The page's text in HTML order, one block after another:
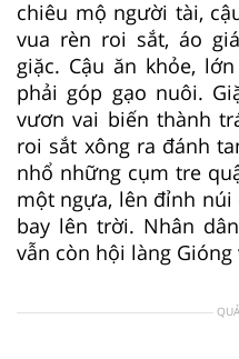
chiêu mộ người tài,
vua rèn roi sắt, áo
giặc. Cậu ăn khỏe,
phải góp gạo nuôi.
vươn vai biến thành
roi sắt xông ra đánh
nhổ những cụm tre
một ngựa, lên đỉnh núi
bay lên trời. Nhân
vẫn còn hội làng